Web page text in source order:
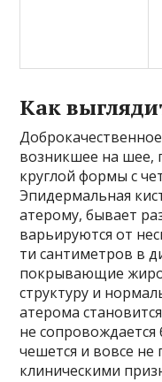
Как
возникшее на шее,
круглой формы с
Эпидермальная
атерому, бывает
варьируются от
ти сантиметров в
покрывающие
структуру и
атерома
не
чешется и вовсе не
клиническими